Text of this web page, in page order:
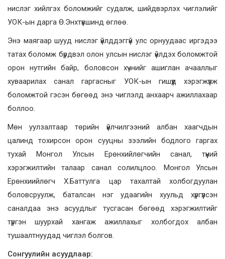
нислэг хийлгэх боломжийг судалж, шийдвэрлэх чиглэлийг
УОК-ын дарга Ө.Энхтүвшинд өглөө.
Энэ маягаар шууд нислэг үйлддэггүй улс орнуудаас иргэдээ
татах боломж бүрдвэл олон улсын нислэг үйлдэх боломжтой
орон нутгийн байр, боловсон хүчнийг ашиглан ачааллыг
хуваарилах санал гаргасныг УОК-ын гишүүд хэрэгжүүлж
боломжтой гэсэн бөгөөд энэ чиглэлд анхаарч ажиллахаар
боллоо.
Мөн уулзалтаар төрийн үйлчилгээний албан хаагчдын
цалинд тохирсон орон сууцны зээлийн бодлого гаргах
тухай Монгол Улсын Ерөнхийлөгчийн санал, түүний
хэрэгжилтийн талаар санал солилцлоо. Монгол Улсын
Ерөнхиийлөгч Х.Баттулга цар тахалтай холбогдуулан
боловсруулж, баталсан нэг удаагийн хуульд хүргүүлсэн
саналдаа энэ асуудлыг тусгасан бөгөөд хэрэгжилтийг
түргэн шуурхай хангаж ажиллахыг холбогдох албан
тушаалтнуудад чиглэл болгов.
Сонгуулийн асуудлаар: